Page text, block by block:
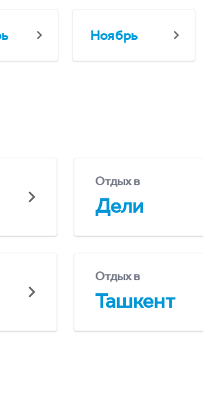
Ноябрь
Отдых в
Дели
Отдых в
Ташкент